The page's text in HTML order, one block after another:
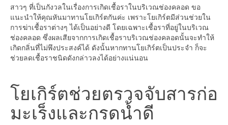
สาวๆ ที่เป็นกังวลในเรื่องการเกิดเชื้อราในบริเวณช่องคลอด ขอ
แนะนำให้คุณหันมาทานโยเกิร์ตกันค่ะ เพราะโยเกิร์ตมีส่วนช่วยใน
การฆ่าเชื้อราต่างๆ ได้เป็นอย่างดี โดยเฉพาะเชื้อราที่อยู่ในบริเวณ
ช่องคลอด ซึ่งผลเสียจากการเกิดเชื้อราบริเวณช่องคลอดนั้นจะทำให้
เกิดกลิ่นที่ไม่พึงประสงค์ได้ ดังนั้นหากทานโยเกิร์ตเป็นประจำ ก็จะ
ช่วยลดเชื้อราชนิดดังกล่าวลงได้อย่างแน่นอน
โยเกิร์ตช่วยตรวจจับสารก่อ
มะเร็งและกรดน้ำดี